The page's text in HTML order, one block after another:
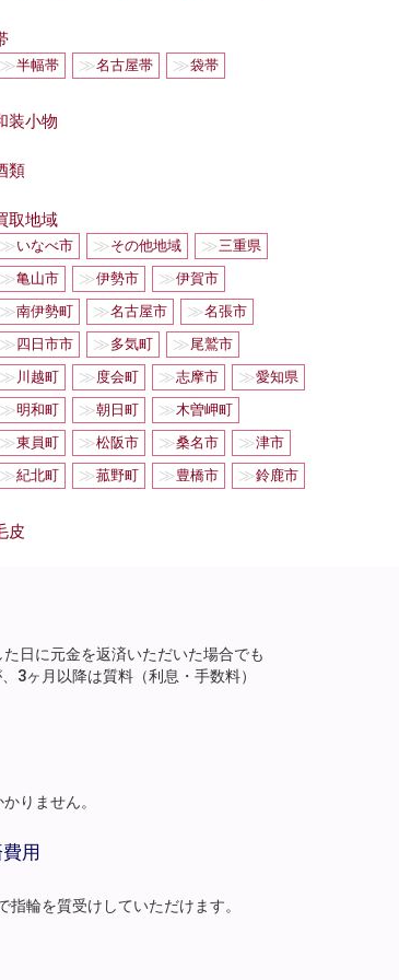
≫半幅帯 ≫名古屋帯 ≫袋帯
装小物
類
取地域
≫いなべ市 ≫その他地域 ≫三重県
≫亀山市 ≫伊勢市 ≫伊賀市
≫南伊勢町 ≫名古屋市 ≫名張市
≫四日市市 ≫多気町 ≫尾鷲市
≫ 川越町 ≫度会町 ≫志摩市 ≫愛知県
≫明和町 ≫朝日町 ≫木曽岬町
≫東員町 ≫松阪市 ≫桑名市 ≫津市
≫紀北町 ≫菰野町 ≫豊橋市 ≫鈴鹿市
皮
日に元金を返済いただいた場合でも
3ヶ月以降は質料（利息・手数料）
りません。
用
輪を質受けしていただけます。